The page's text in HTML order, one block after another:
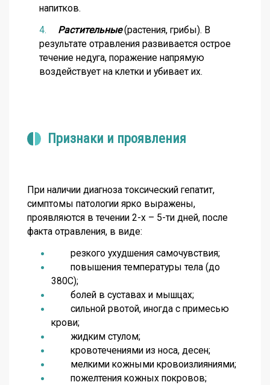
напитков.
Растительные(растения, грибы). В
результате отравления развивается острое
течение недуга, поражение напрямую
воздействует на клетки и убивает их.
Признаки и проявления
При наличии диагноза токсический гепатит,
симптомы патологии ярко выражены,
проявляются в течении 2-х – 5-ти дней, после
факта отравления, в виде:
резкого ухудшения самочувствия;
повышения температуры тела (до
380С);
болей в суставах и мышцах;
сильной рвотой, иногда с примесью
крови;
жидким стулом;
кровотечениями из носа, десен;
мелкими кожными кровоизлияниями;
пожелтения кожных покровов;